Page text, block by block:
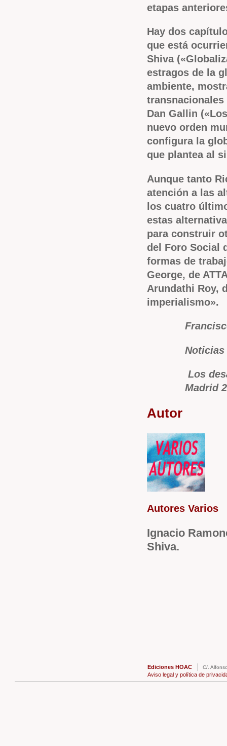
etapas
Hay dos
que está
Shiva
estragos de la
ambiente,
Dan Gallin
nuevo orden
configura la
que plantea al
Aunque tanto
atención a las
los cuatro
estas
para construir
del Foro Social
formas de
George, de
Arundathi Roy,
imperialismo».
Noticias
Los
Madrid
Autor
Autores Varios
Ignacio
Shiva.
Ediciones HOAC C/.
Aviso legal y política de